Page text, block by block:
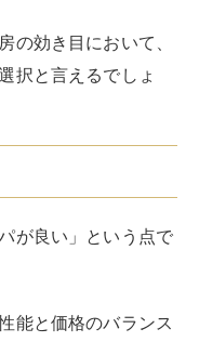
の効き目において、
択と言えるでしょ
が良い」という点で
能と価格のバランス